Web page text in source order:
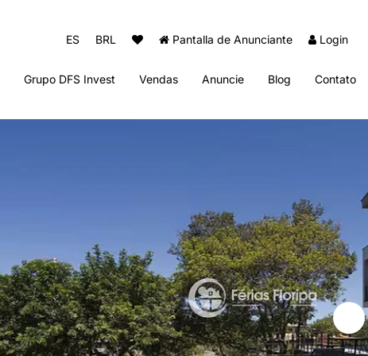
ES BRL Pantalla de Anunciante Login
Grupo DFS Invest Vendas Anuncie Blog Contato